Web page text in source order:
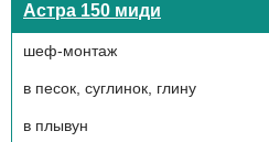
Астра 150 миди
шеф-монтаж
в песок, суглинок, глину
в плывун